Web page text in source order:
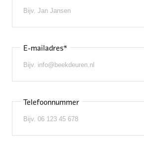
E-mailadres*
Telefoonnummer